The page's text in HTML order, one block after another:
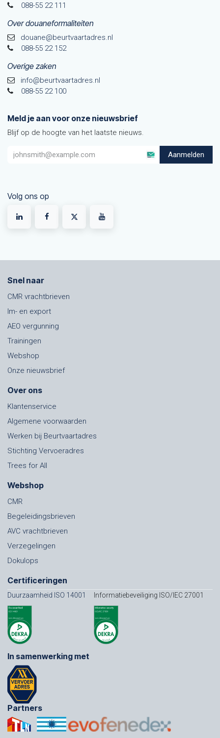
088-55 22 111
Over douaneformaliteiten
douane@beurtvaarta​dres.nl
088-55 22 152
Overige zaken
info@beurtvaartadres.nl
088-55 22 100
Meld je aan voor onze nieuwsbrief
Blijf op de hoogte van het laatste nieuws.
Aanmelden
Volg ons op
Snel naar
CMR vrachtbrieven
Im- en export
AEO vergunning
Trainingen
Webshop
Onze nieuwsbrief
Over ons
Klantenservice
Algemene voorwaarden
Werken bij Beurtvaartadres
Stichting Vervoeradres
Trees for All
Webshop
CMR
Begeleidingsbrieven
AVC vrachtbrieven
Verzegelingen
Dokulops
Certificeringen
Duurzaamheid ISO 14001 Informatiebeveiliging ISO/IEC 27001
In samenwerking met
Partners